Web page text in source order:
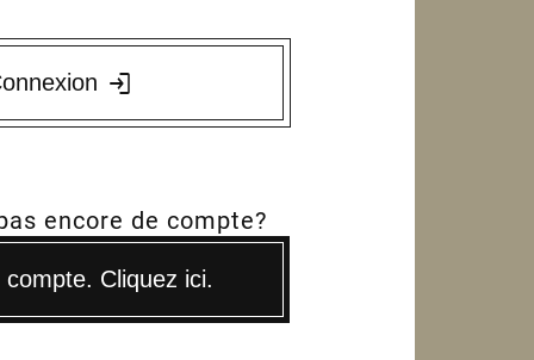
encore de compte?
Cliquez ici.